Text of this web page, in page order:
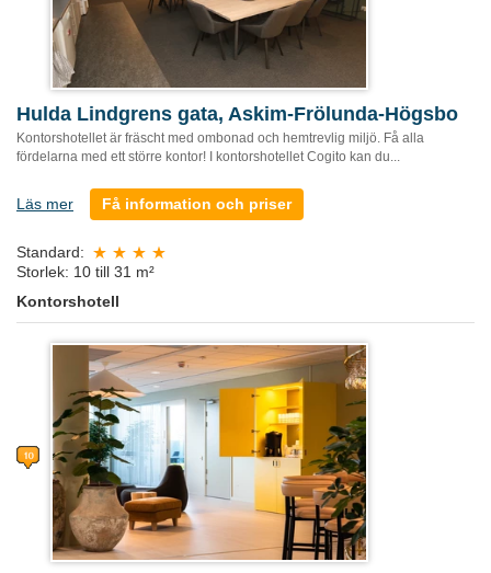
Hulda Lindgrens gata, Askim-Frölunda-Högsbo
Kontorshotellet är fräscht med ombonad och hemtrevlig miljö. Få alla
fördelarna med ett större kontor! I kontorshotellet Cogito kan du...
Läs mer Få information och priser
Standard:
Storlek: 10 till 31 m²
Kontorshotell